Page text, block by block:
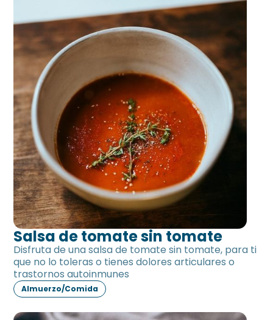
Salsa de tomate sin tomate
Disfruta de una salsa de tomate sin tomate, para ti
que no lo toleras o tienes dolores articulares o
trastornos autoinmunes
Almuerzo/Comida